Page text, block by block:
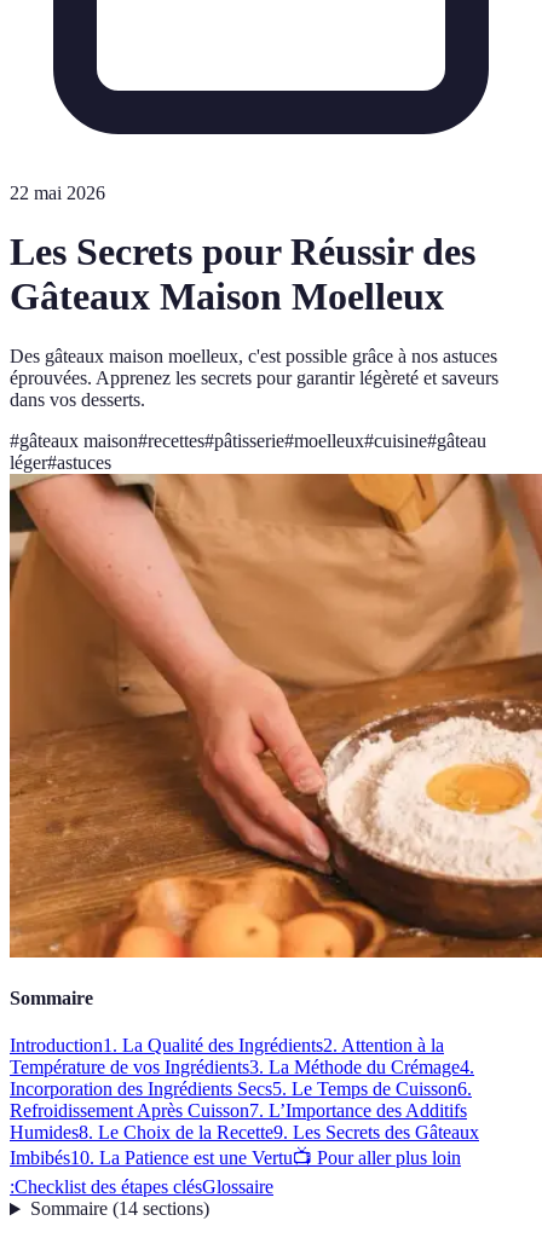
22 mai 2026
Les Secrets pour Réussir des
Gâteaux Maison Moelleux
Des gâteaux maison moelleux, c'est possible grâce à nos astuces
éprouvées. Apprenez les secrets pour garantir légèreté et saveurs
dans vos desserts.
#gâteaux maison#recettes#pâtisserie#moelleux#cuisine#gâteau
léger#astuces
Sommaire
Introduction1. La Qualité des Ingrédients2. Attention à la
Température de vos Ingrédients3. La Méthode du Crémage4.
Incorporation des Ingrédients Secs5. Le Temps de Cuisson6.
Refroidissement Après Cuisson7. L’Importance des Additifs
Humides8. Le Choix de la Recette9. Les Secrets des Gâteaux
Imbibés10. La Patience est une Vertu📺 Pour aller plus loin
:Checklist des étapes clésGlossaire
Sommaire(14 sections)